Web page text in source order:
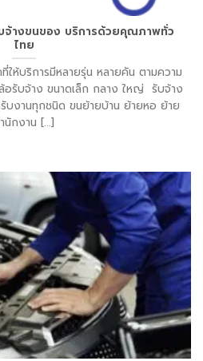
จ้างขนของ บริการด้วยคุณภาพทั่ว
ไทย
ให้บริการมีหลายรุ่น หลายคัน ตามความ
รับจ้าง ขนาดเล็ก กลาง ใหญ่ รับจ้าง
บงานทุกชนิด ขนย้ายบ้าน ย้ายหอ ย้าย
นักงาน [...]